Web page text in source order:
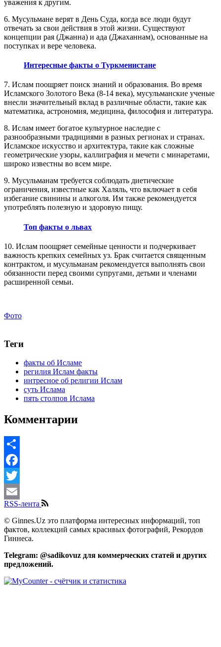
уважения к другим.
6. Мусульмане верят в День Суда, когда все люди будут
отвечать за свои действия в этой жизни. Существуют
концепции рая (Джанна) и ада (Джаханнам), основанные на
поступках и вере человека.
Интересные факты о Туркменистане
7. Ислам поощряет поиск знаний и образования. Во время
Исламского Золотого Века (8-14 века), мусульманские ученые
внесли значительный вклад в различные области, такие как
математика, астрономия, медицина, философия и литература.
8. Ислам имеет богатое культурное наследие с
разнообразными традициями в разных регионах и странах.
Исламское искусство и архитектура, такие как сложные
геометрические узоры, каллиграфия и мечети с минаретами,
широко известны во всем мире.
9. Мусульманам требуется соблюдать диетические
ограничения, известные как Халяль, что включает в себя
избегание свинины и алкоголя. Им также рекомендуется
употреблять полезную и здоровую пищу.
Топ факты о львах
10. Ислам поощряет семейные ценности и подчеркивает
важность крепких семейных уз. Брак считается священным
контрактом, и мусульманам рекомендуется выполнять свои
обязанности перед своими супругами, детьми и членами
расширенной семьи.
Фото
Теги
факты об Исламе
регилия Ислам факты
интресное об религии Ислам
суть Ислама
пять столпов Ислама
Комментарии
Share
Facebook
Twitter
Email
RSS-лента
© Ginnes.Uz это платформа интересных информаций, топ
фактов, коллекций самых красивых фотографий, Рекордов
Гиннеса.
Telegram: @sadikovuz для коммерческих статей и других
предложений.